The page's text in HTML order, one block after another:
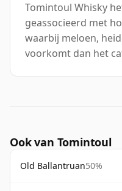
Tomintoul Whisky
geassocieerd met
waarbij meloen,
voorkomt dan het
Ook van Tomintoul
Old Ballantruan50%